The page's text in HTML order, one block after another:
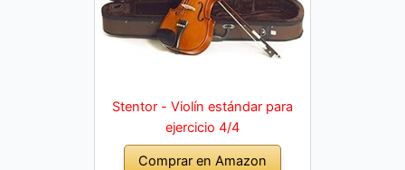
Stentor - Violín estándar para
ejercicio 4/4
Comprar en Amazon